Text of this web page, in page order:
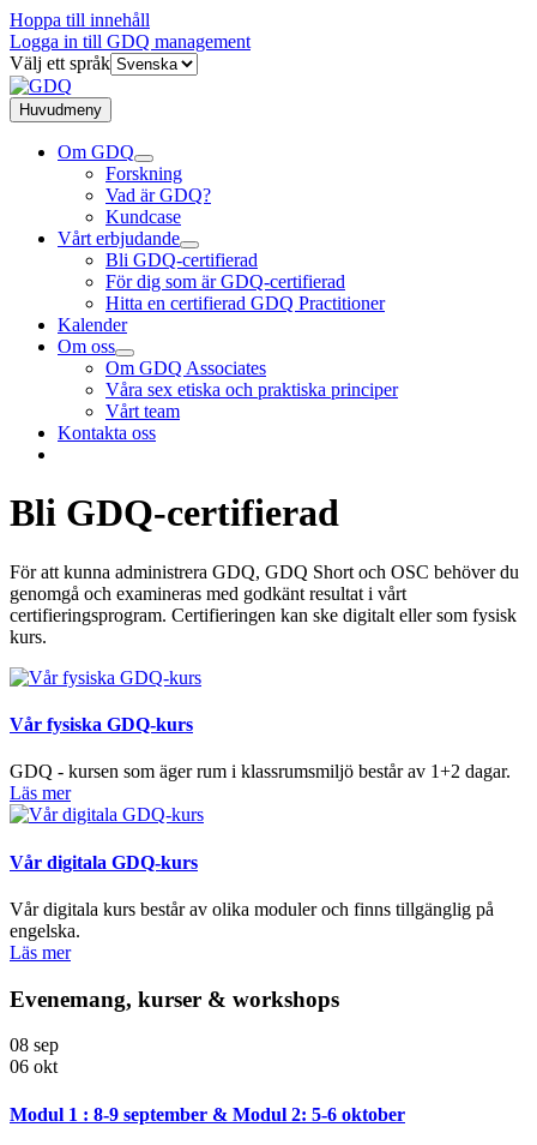
Hoppa till innehåll
Logga in till GDQ management
Välj ett språk
Huvudmeny
Om GDQ
Forskning
Vad är GDQ?
Kundcase
Vårt erbjudande
Bli GDQ-certifierad
För dig som är GDQ-certifierad
Hitta en certifierad GDQ Practitioner
Kalender
Om oss
Om GDQ Associates
Våra sex etiska och praktiska principer
Vårt team
Kontakta oss
Bli GDQ-certifierad
För att kunna administrera GDQ, GDQ Short och OSC behöver du
genomgå och examineras med godkänt resultat i vårt
certifieringsprogram. Certifieringen kan ske digitalt eller som fysisk
kurs.
Vår fysiska GDQ-kurs
GDQ - kursen som äger rum i klassrumsmiljö består av 1+2 dagar.
Läs mer
Vår digitala GDQ-kurs
Vår digitala kurs består av olika moduler och finns tillgänglig på
engelska.
Läs mer
Evenemang, kurser & workshops
08 sep
06 okt
Modul 1 : 8-9 september & Modul 2: 5-6 oktober